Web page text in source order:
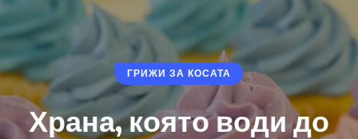
ГРИЖИ ЗА КОСАТА
Храна, която води до